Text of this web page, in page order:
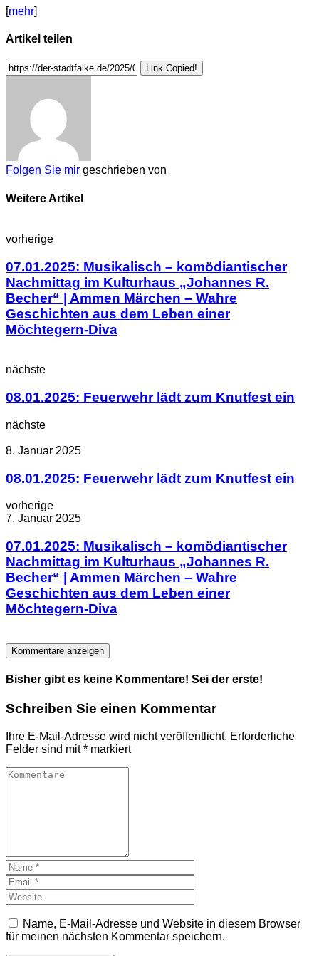
[mehr]
Artikel teilen
Link Copied!
Folgen Sie mir geschrieben von
Weitere Artikel
vorherige
07.01.2025: Musikalisch – komödiantischer
Nachmittag im Kulturhaus „Johannes R.
Becher“ | Ammen Märchen – Wahre
Geschichten aus dem Leben einer
Möchtegern-Diva
nächste
08.01.2025: Feuerwehr lädt zum Knutfest ein
nächste
8. Januar 2025
08.01.2025: Feuerwehr lädt zum Knutfest ein
vorherige
7. Januar 2025
07.01.2025: Musikalisch – komödiantischer
Nachmittag im Kulturhaus „Johannes R.
Becher“ | Ammen Märchen – Wahre
Geschichten aus dem Leben einer
Möchtegern-Diva
Kommentare anzeigen
Bisher gibt es keine Kommentare! Sei der erste!
Schreiben Sie einen Kommentar
Ihre E-Mail-Adresse wird nicht veröffentlicht. Erforderliche
Felder sind mit* markiert
Name, E-Mail-Adresse und Website in diesem Browser
für meinen nächsten Kommentar speichern.